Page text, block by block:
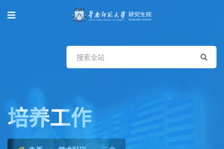
培养工作